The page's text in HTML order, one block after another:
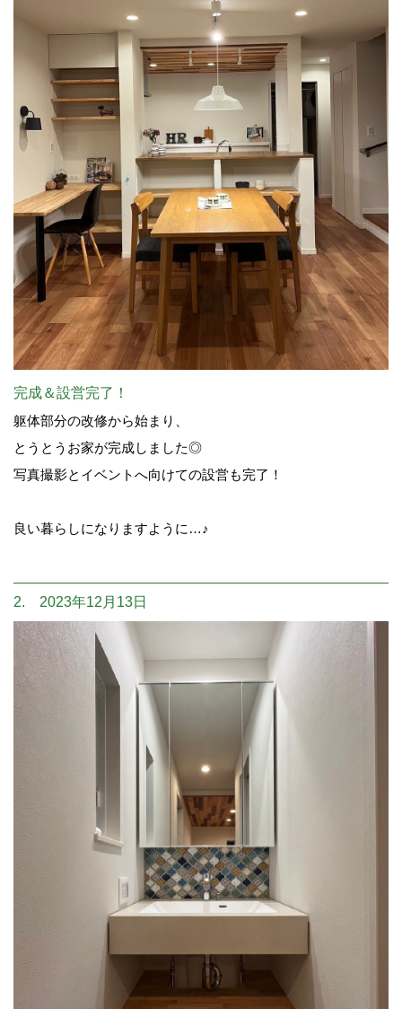
完成＆設営完了！
躯体部分の改修から始まり、
とうとうお家が完成しました◎
写真撮影とイベントへ向けての設営も完了！
良い暮らしになりますように…♪
2. 2023年12月13日